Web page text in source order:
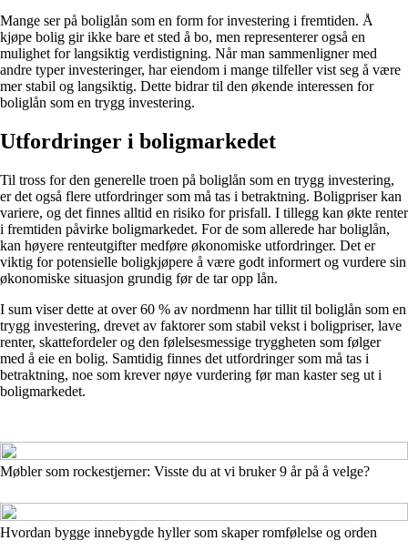
Mange ser på boliglån som en form for investering i fremtiden. Å
kjøpe bolig gir ikke bare et sted å bo, men representerer også en
mulighet for langsiktig verdistigning. Når man sammenligner med
andre typer investeringer, har eiendom i mange tilfeller vist seg å være
mer stabil og langsiktig. Dette bidrar til den økende interessen for
boliglån som en trygg investering.
Utfordringer i boligmarkedet
Til tross for den generelle troen på boliglån som en trygg investering,
er det også flere utfordringer som må tas i betraktning. Boligpriser kan
variere, og det finnes alltid en risiko for prisfall. I tillegg kan økte renter
i fremtiden påvirke boligmarkedet. For de som allerede har boliglån,
kan høyere renteutgifter medføre økonomiske utfordringer. Det er
viktig for potensielle boligkjøpere å være godt informert og vurdere sin
økonomiske situasjon grundig før de tar opp lån.
I sum viser dette at over 60 % av nordmenn har tillit til boliglån som en
trygg investering, drevet av faktorer som stabil vekst i boligpriser, lave
renter, skattefordeler og den følelsesmessige tryggheten som følger
med å eie en bolig. Samtidig finnes det utfordringer som må tas i
betraktning, noe som krever nøye vurdering før man kaster seg ut i
boligmarkedet.
Møbler som rockestjerner: Visste du at vi bruker 9 år på å velge?
Hvordan bygge innebygde hyller som skaper romfølelse og orden